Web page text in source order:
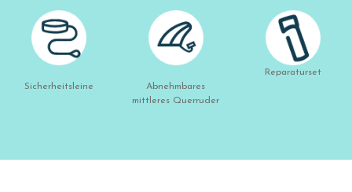
Sicherheitsleine
Abnehmbares
mittleres Querruder
Reparaturset